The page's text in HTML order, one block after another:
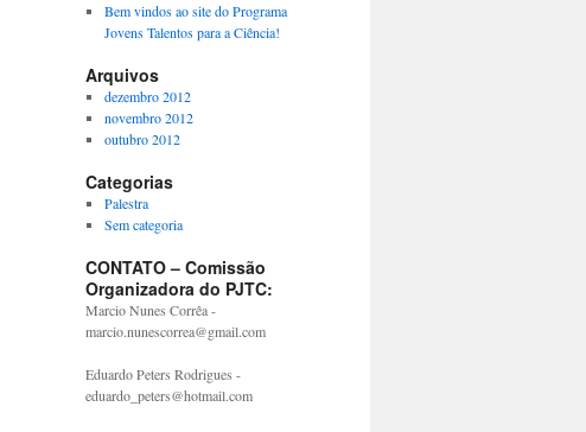
Bem vindos ao site do Programa
Jovens Talentos para a Ciência!
Arquivos
dezembro 2012
novembro 2012
outubro 2012
Categorias
Palestra
Sem categoria
CONTATO – Comissão
Organizadora do PJTC:
Marcio Nunes Corrêa -
marcio.nunescorrea@gmail.com
Eduardo Peters Rodrigues -
eduardo_peters@hotmail.com